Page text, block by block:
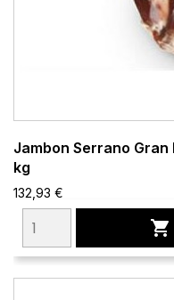
Jambon Serrano
kg
132,93 €
